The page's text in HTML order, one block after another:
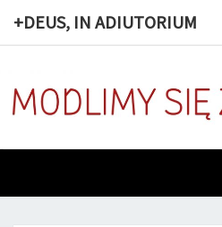
+DEUS, IN ADIUTORIUM